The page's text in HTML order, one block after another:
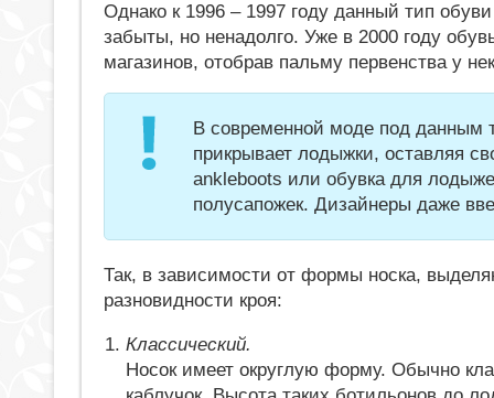
Однако к 1996 – 1997 году данный тип
забыты, но ненадолго. Уже в 2000 году
магазинов, отобрав пальму первенства у
В современной моде под данным
прикрывает лодыжки, оставляя
ankleboots или обувка для
полусапожек. Дизайнеры даже
Так, в зависимости от формы носка,
разновидности кроя:
Классический.
Носок имеет округлую форму. Обычно